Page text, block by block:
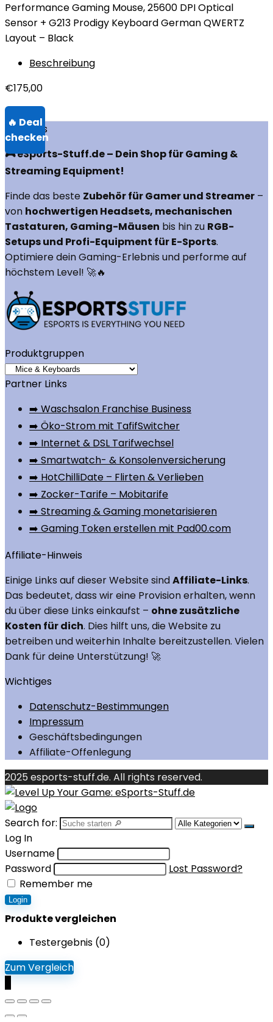
Performance Gaming Mouse, 25600 DPI Optical
Sensor + G213 Prodigy Keyboard German QWERTZ
Layout – Black
Beschreibung
€175,00
Über uns
🎮 eSports-Stuff.de – Dein Shop für Gaming &
Streaming Equipment!
Finde das beste Zubehör für Gamer und Streamer –
von hochwertigen Headsets, mechanischen
Tastaturen, Gaming-Mäusen bis hin zu RGB-
Setups und Profi-Equipment für E-Sports.
Optimiere dein Gaming-Erlebnis und performe auf
höchstem Level! 🚀🔥
Produktgruppen
Partner Links
➡️ Waschsalon Franchise Business
➡️ Öko-Strom mit TafifSwitcher
➡️ Internet & DSL Tarifwechsel
➡️ Smartwatch- & Konsolenversicherung
➡️ HotChilliDate – Flirten & Verlieben
➡️ Zocker-Tarife – Mobitarife
➡️ Streaming & Gaming monetarisieren
➡️ Gaming Token erstellen mit Pad00.com
Affiliate-Hinweis
Einige Links auf dieser Website sindAffiliate-Links.
Das bedeutet, dass wir eine Provision erhalten, wenn
du über diese Links einkaufst – ohne zusätzliche
Kosten für dich. Dies hilft uns, die Website zu
betreiben und weiterhin Inhalte bereitzustellen. Vielen
Dank für deine Unterstützung! 🚀
Wichtiges
Datenschutz-Bestimmungen
Impressum
Geschäftsbedingungen
Affiliate-Offenlegung
2025 esports-stuff.de. All rights reserved.
Search for:
Log In
Username
Password
Lost Password?
Remember me
Login
Produkte vergleichen
Testergebnis (0)
Zum Vergleich